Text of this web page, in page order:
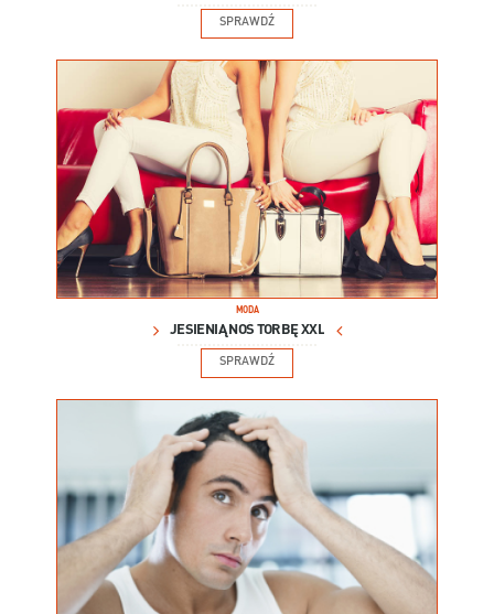
SPRAWDŹ
MODA
JESIENIĄ NOŚ TORBĘ XXL
SPRAWDŹ